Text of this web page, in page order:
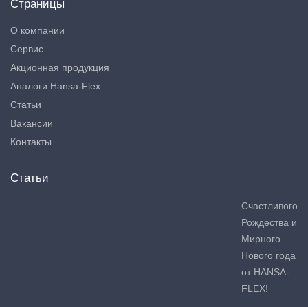
Страницы
О компании
Сервис
Акционная продукция
Аналоги Hansa-Flex
Статьи
Вакансии
Контакты
Статьи
Счастливого
Рождества и
Мирного
Нового года
от HANSA-
FLEX!